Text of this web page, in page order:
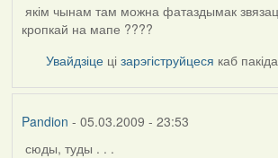
якім чынам там можна фатаздымак
кропкай на мапе ????
Увайдзіце цізарэгіструйцеся каб
Pandion - 05.03.2009 - 23:53
сюды, туды . . .